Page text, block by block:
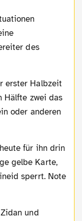
des
erster Halbzeit
Hälfte zwei das
oder anderen
für ihn drin
gelbe Karte,
sperrt. Note
und